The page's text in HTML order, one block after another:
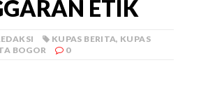
ETIK
KUPAS BERITA, KUPAS
BOGOR 0